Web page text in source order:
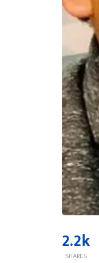
2.2k
SHARES